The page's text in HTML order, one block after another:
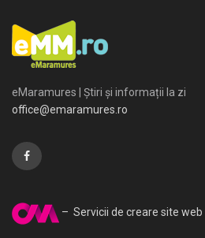
eMaramures | Știri și informații la zi
office@emaramures.ro
– Servicii de creare site web